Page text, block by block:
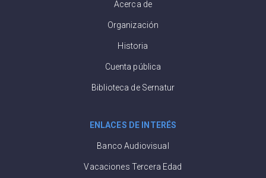
Acerca de
Organización
Historia
Cuenta pública
Biblioteca de Sernatur
ENLACES DE INTERÉS
Banco Audiovisual
Vacaciones Tercera Edad